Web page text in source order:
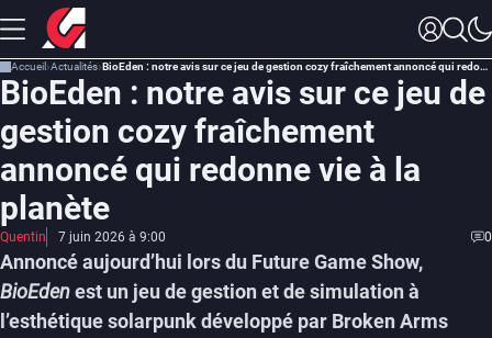
Accueil Actualités BioEden : notre avis sur ce jeu de gestion cozy fraîchement annoncé qui redonne vie à la planète
BioEden : notre avis sur ce jeu de
gestion cozy fraîchement
annoncé qui redonne vie à la
planète
Quentin 7 juin 2026 à 9:00 0
Annoncé aujourd’hui lors du Future Game Show,
BioEdenest un jeu de gestion et de simulation à
l’esthétique solarpunk développé par Broken Arms